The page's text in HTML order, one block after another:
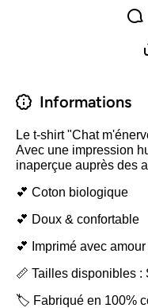
Informations
Le t-shirt "Chat
Avec une impression
inaperçue auprès des
💕 Coton biologique
💕 Doux & confortable
💕 Imprimé avec
📏 Tailles disponibles :
🏷️ Fabriqué en 100%